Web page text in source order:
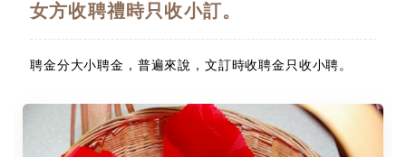
女方收聘禮時只收小訂。
聘金分大小聘金，普遍來說，文訂時收聘金只收小聘。